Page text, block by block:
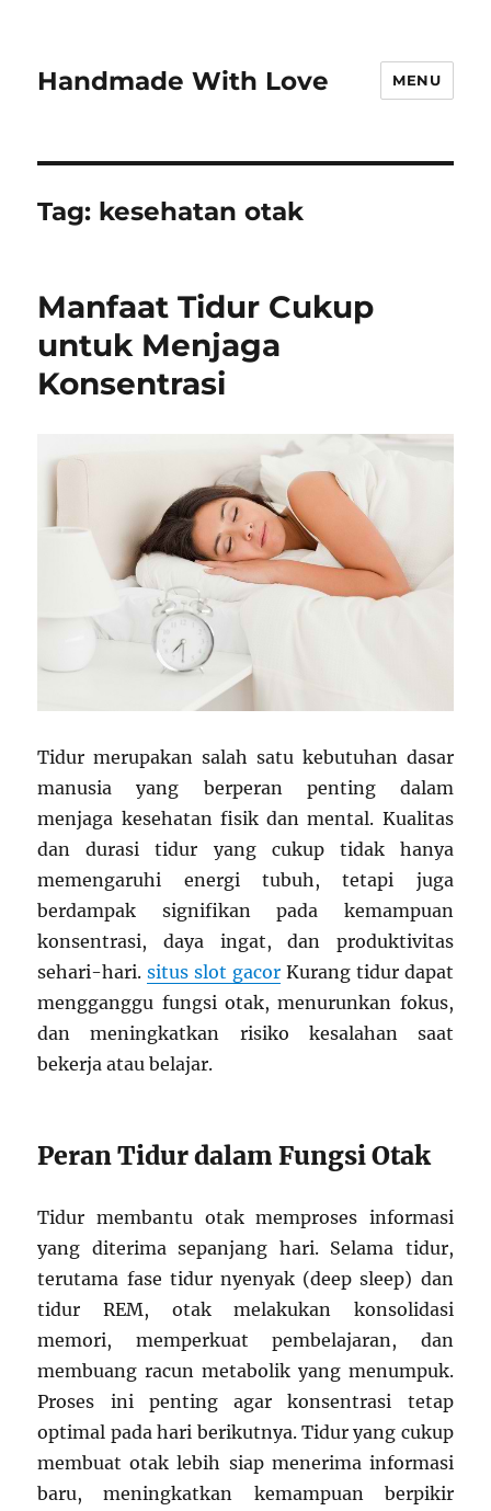
Handmade With Love MENU
Tag: kesehatan otak
Manfaat Tidur Cukup
untuk Menjaga
Konsentrasi
Tidur merupakan salah satu kebutuhan dasar
manusia yang berperan penting dalam
menjaga kesehatan fisik dan mental. Kualitas
dan durasi tidur yang cukup tidak hanya
memengaruhi energi tubuh, tetapi juga
berdampak signifikan pada kemampuan
konsentrasi, daya ingat, dan produktivitas
sehari-hari.situs slot gacor Kurang tidur dapat
mengganggu fungsi otak, menurunkan fokus,
dan meningkatkan risiko kesalahan saat
bekerja atau belajar.
Peran Tidur dalam Fungsi Otak
Tidur membantu otak memproses informasi
yang diterima sepanjang hari. Selama tidur,
terutama fase tidur nyenyak (deep sleep) dan
tidur REM, otak melakukan konsolidasi
memori, memperkuat pembelajaran, dan
membuang racun metabolik yang menumpuk.
Proses ini penting agar konsentrasi tetap
optimal pada hari berikutnya. Tidur yang cukup
membuat otak lebih siap menerima informasi
baru, meningkatkan kemampuan berpikir